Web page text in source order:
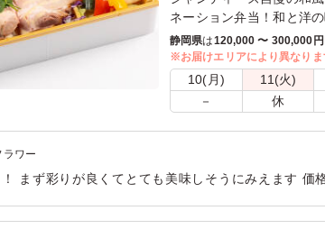
ネーション弁当！和と洋
ントや会議など幅広いシ
※生ハムと鴨スモークが
選択ください。
静岡県は120,000 〜 300,000円
※お届けエリアにより異なりま
10(月) 11(火)
－ 休
ラワー
まず彩りが良くてとても美味しそうにみえます 価
またリピートしたいと思います